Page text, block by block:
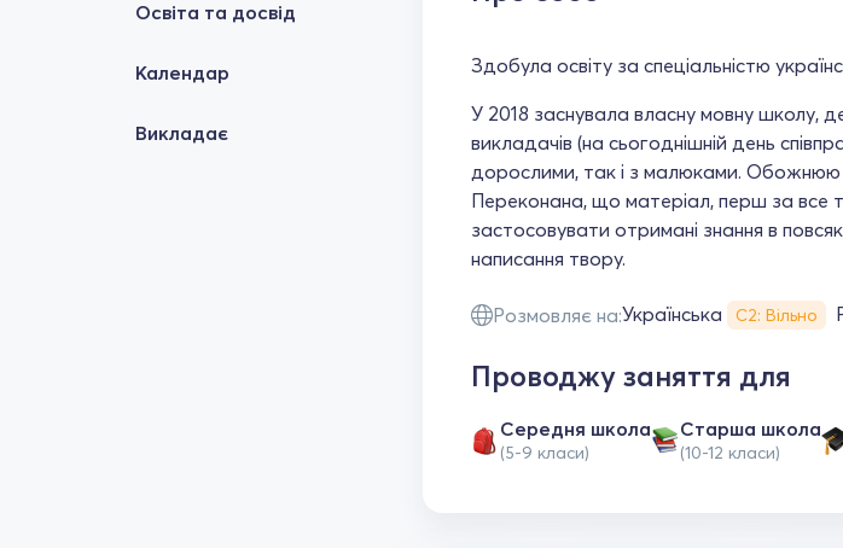
Освіта та досвід
Календар
Викладає
Здобула освіту за спеціальністю
У 2018 заснувала власну мовну
викладачів (на сьогоднішній день
дорослими, так і з малюками. Обожнюю
Переконана, що матеріал, перш за все
застосовувати отримані знання в
написання твору.
Розмовляє на:Українська С2: Вільно
Проводжу заняття для
Середня школа
(5-9 класи)
Старша школа
(10-12 класи)